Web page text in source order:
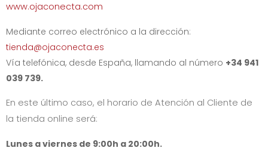
www.ojaconecta.com
Mediante correo electrónico a la dirección:
tienda@ojaconecta.es
Vía telefónica, desde España, llamando al número +34 941
039 739.
En este último caso, el horario de Atención al Cliente de
la tienda online será:
Lunes a viernes de 9:00h a 20:00h.